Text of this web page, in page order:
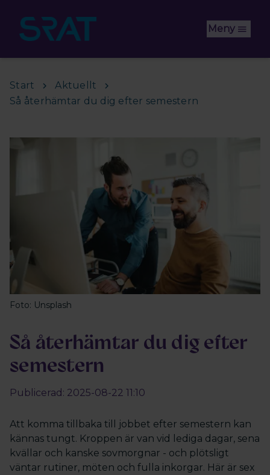
Meny
Start
Aktuellt
Så återhämtar du dig efter semestern
Foto: Unsplash
Så återhämtar du dig efter
semestern
Publicerad: 2025-08-22 11:10
Att komma tillbaka till jobbet efter semestern kan
kännas tungt. Kroppen är van vid lediga dagar, sena
kvällar och kanske sovmorgnar - och plötsligt
väntar rutiner, möten och fulla inkorgar. Här är sex